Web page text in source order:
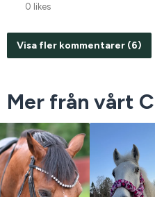
0 likes
Visa fler kommentarer (6)
Mer från vårt